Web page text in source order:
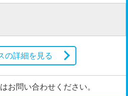
の詳細を見る
お問い合わせください。